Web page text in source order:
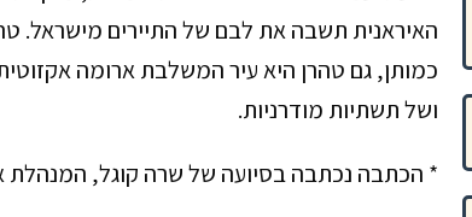
האיראנית תשבה את לבם של התיירים מישראל.
כמותן, גם טהרן היא עיר המשלבת ארומה
ושל תשתיות מודרניות.
* הכתבה נכתבה בסיועה של שרה קוגל, המנהלת